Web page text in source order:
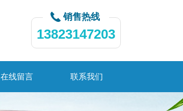
销售热线
13823147203
在线留言 联系我们